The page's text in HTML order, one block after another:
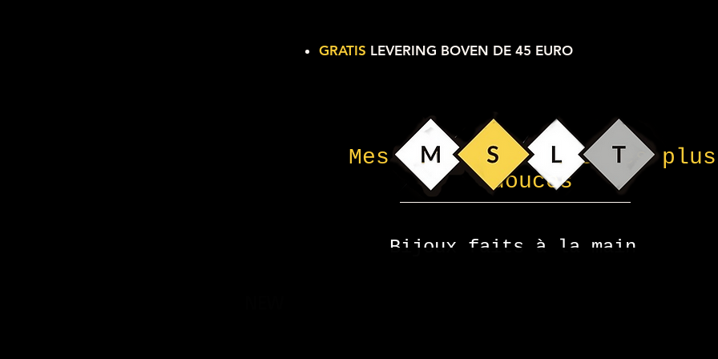
GRATIS LEVERING BOVEN DE 45 EURO
Mes petites choses les plus
douces
Bijoux faits à la main